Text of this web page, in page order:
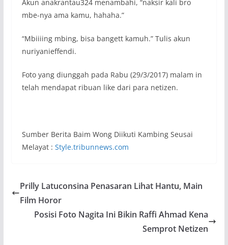
Akun anakrantau324 menambahi, “naksir kali bro
mbe-nya ama kamu, hahaha.”
“Mbiiiing mbing, bisa bangett kamuh.” Tulis akun
nuriyanieffendi.
Foto yang diunggah pada Rabu (29/3/2017) malam in
telah mendapat ribuan like dari para netizen.
Sumber Berita Baim Wong Diikuti Kambing Seusai
Melayat : Style.tribunnews.com
Prilly Latuconsina Penasaran Lihat Hantu, Main
Film Horor
Posisi Foto Nagita Ini Bikin Raffi Ahmad Kena
Semprot Netizen